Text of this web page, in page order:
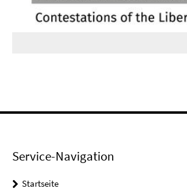
Service-Navigation
Startseite